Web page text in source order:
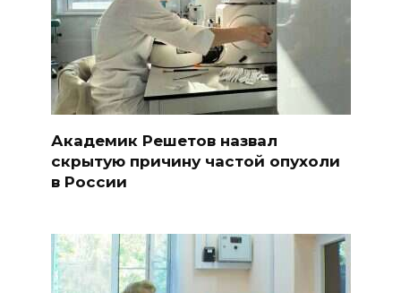
Академик Решетов назвал
скрытую причину частой опухоли
в России